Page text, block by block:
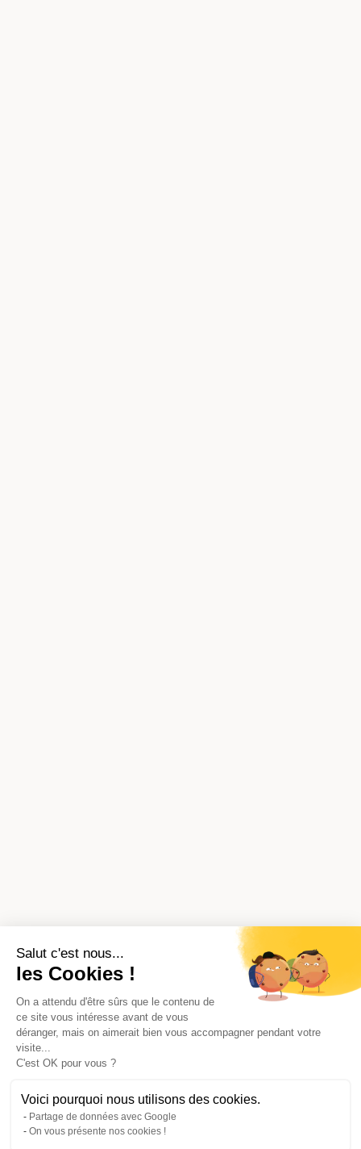
Salut c'est nous...
les Cookies !
On a attendu d'être sûrs que le contenu de
ce site vous intéresse avant de vous
déranger, mais on aimerait bien vous accompagner pendant votre
visite...
C'est OK pour vous ?
Voici pourquoi nous utilisons des cookies.
Partage de données avec Google
On vous présente nos cookies !